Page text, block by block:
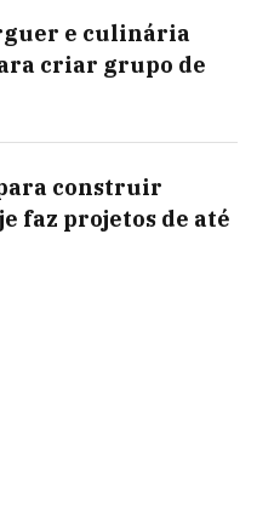
e culinária
criar grupo de
construir
faz projetos de até